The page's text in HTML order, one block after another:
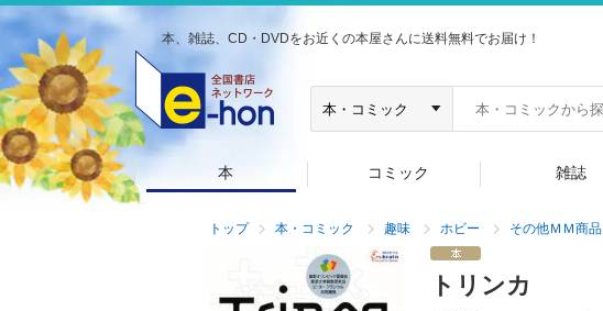
本、雑誌、CD・DVDをお近くの本屋さんに送料無料でお届け！
本 コミック 雑誌
トップ 本・コミック 趣味 ホビー その他ＭＭ商品
トリンカ